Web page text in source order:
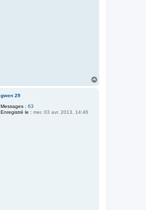
gwen 29
Messages : 63
Enregistré le : mer. 03 avr. 2013, 14:46